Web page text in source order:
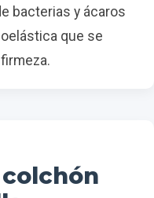
bacterias y ácaros
que se